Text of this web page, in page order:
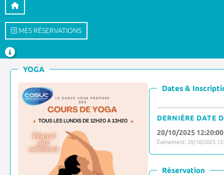
MES RÉSERVATIONS
YOGA
Dates &
DERNIÈRE DATE
20/10/2025 12:20:00
Événement: 20/10/2025
Réservation